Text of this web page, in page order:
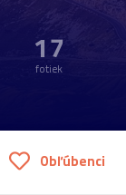
17
fotiek
Obľúbenci